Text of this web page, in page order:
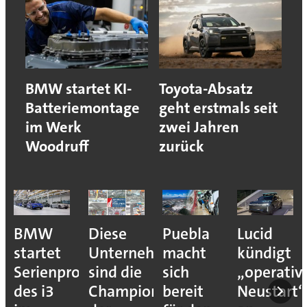
BMW startet KI-
Batteriemontage
im Werk
Woodruff
Toyota-Absatz
geht erstmals seit
zwei Jahren
zurück
Puebla
macht
sich
bereit
Lucid
kündigt
„operativen
Neustart“
Darum
schöpft
die
Autoindustrie
Das
von